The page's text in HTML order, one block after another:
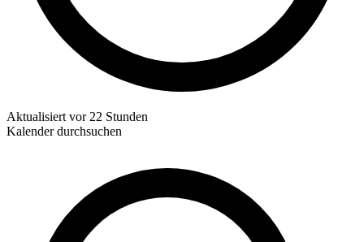
Aktualisiert vor 22 Stunden
Kalender durchsuchen